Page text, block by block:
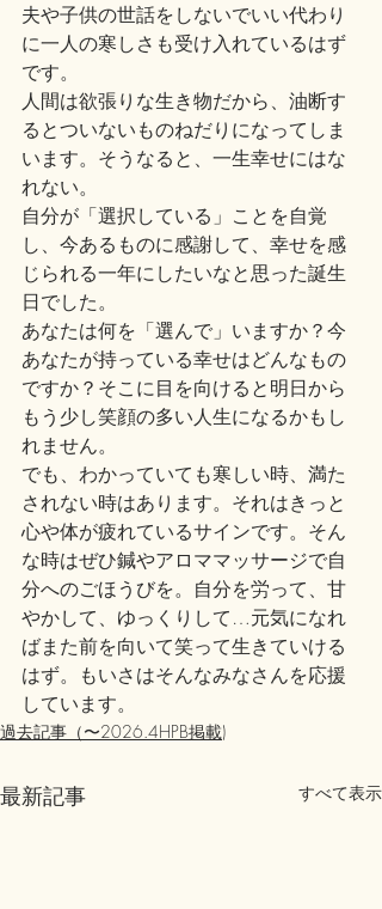
夫や子供の世話をしないでいい代わり
に一人の寒しさも受け入れているはず
です。
人間は欲張りな生き物だから、油断す
るとついないものねだりになってしま
います。そうなると、一生幸せにはな
れない。
自分が「選択している」ことを自覚
し、今あるものに感謝して、幸せを感
じられる一年にしたいなと思った誕生
日でした。
あなたは何を「選んで」いますか？今
あなたが持っている幸せはどんなもの
ですか？そこに目を向けると明日から
もう少し笑顔の多い人生になるかもし
れません。
でも、わかっていても寒しい時、満た
されない時はあります。それはきっと
心や体が疲れているサインです。そん
な時はぜひ鍼やアロママッサージで自
分へのごほうびを。自分を労って、甘
やかして、ゆっくりして…元気になれ
ばまた前を向いて笑って生きていける
はず。もいさはそんなみなさんを応援
しています。
過去記事（〜2026.4HPB掲載)
最新記事 すべて表示